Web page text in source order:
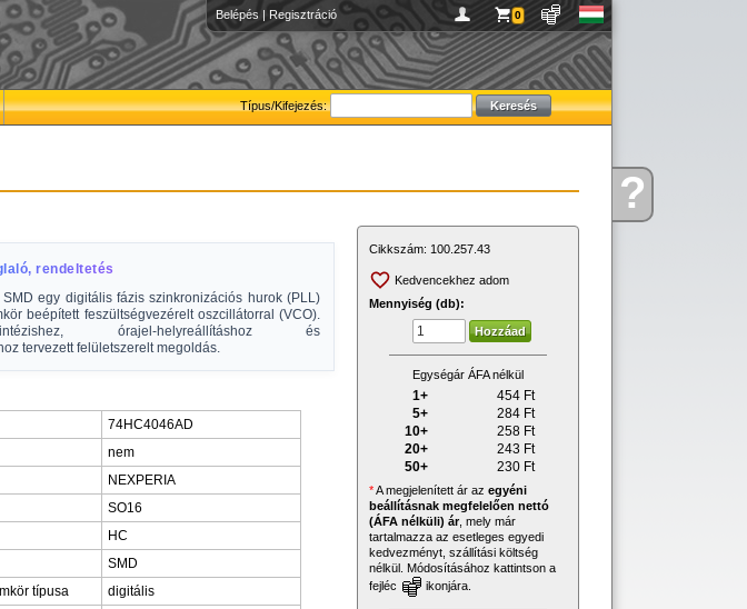
Kérdése?
Belépés | Regisztráció 0
Típus/Kifejezés:
rendeltetés
egy digitális fázis szinkronizációs hurok (PLL)
beépített feszültségvezérelt oszcillátorral (VCO).
órajel-helyreállításhoz és
tervezett felületszerelt megoldás.
74HC4046AD
nem
NEXPERIA
SO16
HC
SMD
típusa
digitális
Cikkszám: 100.257.43
Kedvencekhez adom
Mennyiség (db):
Egységár ÁFA nélkül
1+ 454 Ft
5+
284 Ft
10+
258 Ft
20+
243 Ft
50+
230 Ft
*A megjelenített ár az egyéni
beállításnak megfelelően nettó
(ÁFA nélküli) ár, mely már
tartalmazza az esetleges egyedi
kedvezményt, szállítási költség
nélkül. Módosításához kattintson a
fejléc
ikonjára.